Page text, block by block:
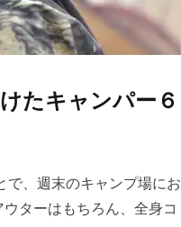
たキャンパー６
で、週末のキャンプ場にお
ターはもちろん、全身コ